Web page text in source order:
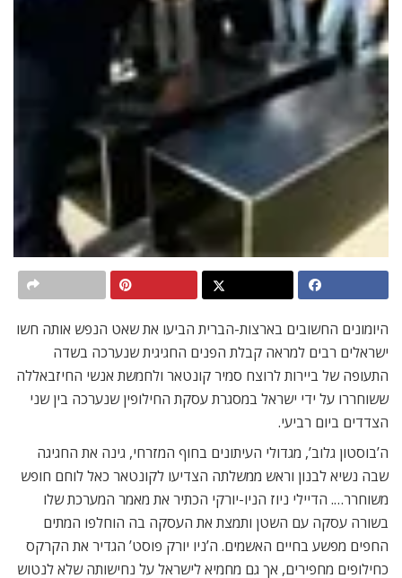
היומונים החשובים בארצות-הברית הביעו את שאט הנפש אותה חשו
ישראלים רבים למראה קבלת הפנים החגיגית שנערכה בשדה
התעופה של ביירות לרוצח סמיר קונטאר ולחמשת אנשי החיזבאללה
ששוחררו על ידי ישראל במסגרת עסקת החילופין שנערכה בין שני
הצדדים ביום רביעי.
ה’בוסטון גלוב’, מגדולי העיתונים בחוף המזרחי, גינה את החגיגה
שבה נשיא לבנון וראש ממשלתה הצדיעו לקונטאר כאל לוחם חופש
משוחרר…. הדיילי ניוז הניו-יורקי הכתיר את מאמר המערכת שלו
בשורה עסקה עם השטן ותמצת את העסקה בה הוחלפו המתים
החפים מפשע בחיים האשמים. ה’ניו יורק פוסט’ הגדיר את הקרקס
כחילופים מחפירים, אך גם מחמיא לישראל על נחישותה שלא לנטוש